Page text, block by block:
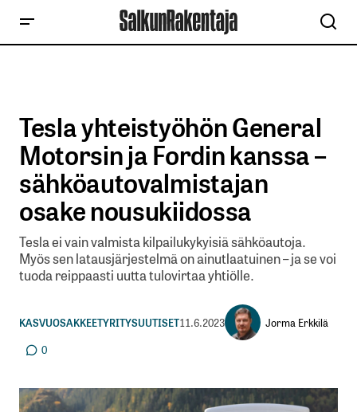
Tesla yhteistyöhön General
Motorsin ja Fordin kanssa –
sähköautovalmistajan
osake nousukiidossa
Tesla ei vain valmista kilpailukykyisiä sähköautoja.
Myös sen latausjärjestelmä on ainutlaatuinen – ja se voi
tuoda reippaasti uutta tulovirtaa yhtiölle.
KASVUOSAKKEETYRITYSUUTISET11.6.2023
Jorma Erkkilä
0